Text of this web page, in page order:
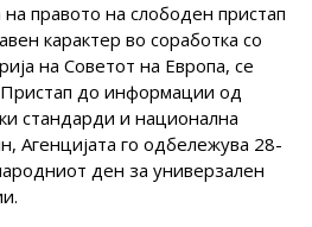
правото на слободен пристап
карактер во соработка со
на Советот на Европа, се
до информации од
стандарди и национална
Агенцијата го одбележува 28-
ден за универзален